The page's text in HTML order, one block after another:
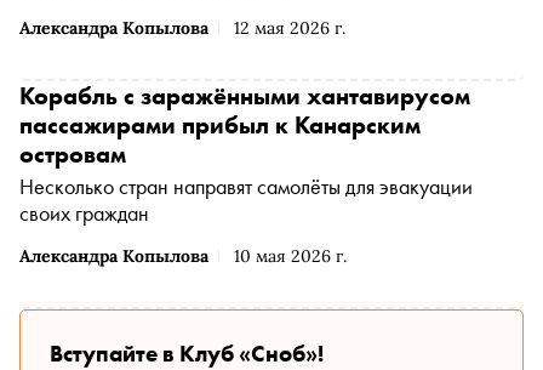
Александра Копылова 12 мая 2026 г.
Александра Копылова 10 мая 2026 г.
Корабль с заражёнными хантавирусом
пассажирами прибыл к Канарским
островам
Несколько стран направят самолёты для эвакуации
своих граждан
Вступайте в Клуб «Сноб»!